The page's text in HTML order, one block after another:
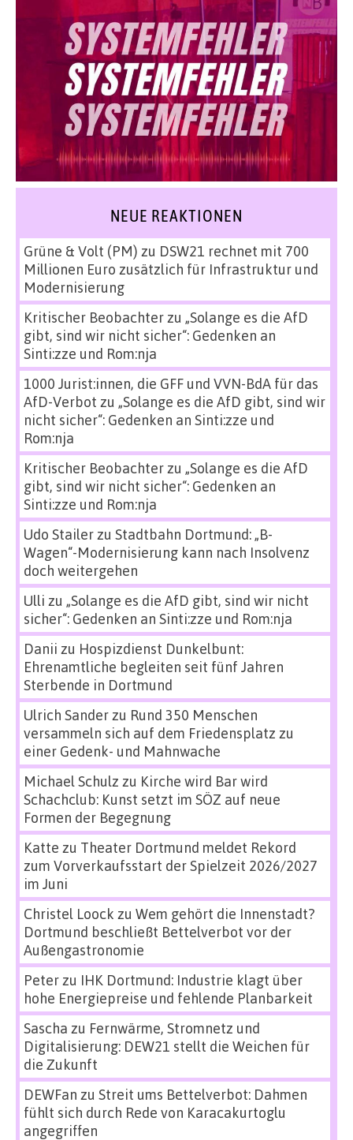
NEUE REAKTIONEN
Grüne & Volt (PM) zu DSW21 rechnet mit 700
Millionen Euro zusätzlich für Infrastruktur und
Modernisierung
Kritischer Beobachterzu „Solange es die AfD
gibt, sind wir nicht sicher“: Gedenken an
Sinti:zze und Rom:nja
1000 Jurist:innen, die GFF und VVN-BdA für das
AfD-Verbot zu „Solange es die AfD gibt, sind wir
nicht sicher“: Gedenken an Sinti:zze und
Rom:nja
Kritischer Beobachterzu „Solange es die AfD
gibt, sind wir nicht sicher“: Gedenken an
Sinti:zze und Rom:nja
Udo Stailerzu Stadtbahn Dortmund: „B-
Wagen“-Modernisierung kann nach Insolvenz
doch weitergehen
Ulli zu „Solange es die AfD gibt, sind wir nicht
sicher“: Gedenken an Sinti:zze und Rom:nja
Danii zu Hospizdienst Dunkelbunt:
Ehrenamtliche begleiten seit fünf Jahren
Sterbende in Dortmund
Ulrich Sanderzu Rund 350 Menschen
versammeln sich auf dem Friedensplatz zu
einer Gedenk- und Mahnwache
Michael Schulz zu Kirche wird Bar wird
Schachclub: Kunst setzt im SÖZ auf neue
Formen der Begegnung
Katte zu Theater Dortmund meldet Rekord
zum Vorverkaufsstart der Spielzeit 2026/2027
im Juni
Christel Loock zu Wem gehört die Innenstadt?
Dortmund beschließt Bettelverbot vor der
Außengastronomie
Peterzu IHK Dortmund: Industrie klagt über
hohe Energiepreise und fehlende Planbarkeit
Sascha zu Fernwärme, Stromnetz und
Digitalisierung: DEW21 stellt die Weichen für
die Zukunft
DEWFan zu Streit ums Bettelverbot: Dahmen
fühlt sich durch Rede von Karacakurtoglu
angegriffen